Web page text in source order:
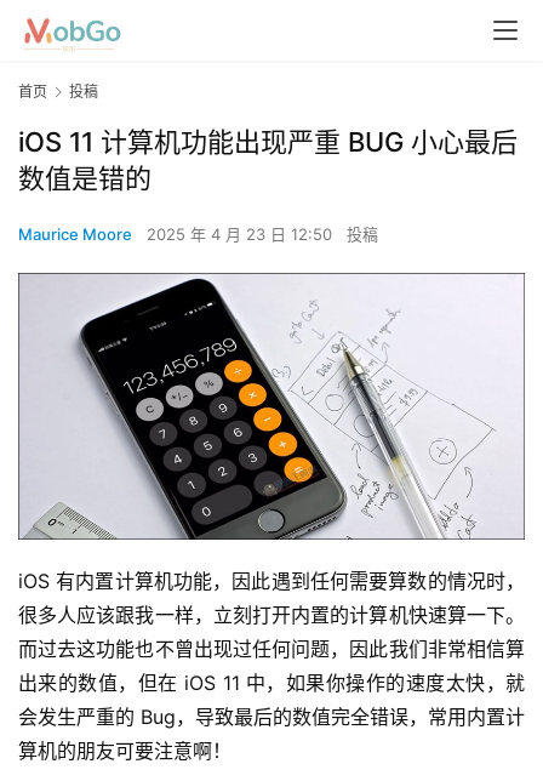
首页 投稿
iOS 11 计算机功能出现严重 BUG 小心最后
数值是错的
Maurice Moore 2025 年 4 月 23 日 12:50 投稿
iOS 有内置计算机功能，因此遇到任何需要算数的情况时，
很多人应该跟我一样，立刻打开内置的计算机快速算一下。
而过去这功能也不曾出现过任何问题，因此我们非常相信算
出来的数值，但在 iOS 11 中，如果你操作的速度太快，就
会发生严重的 Bug，导致最后的数值完全错误，常用内置计
算机的朋友可要注意啊！